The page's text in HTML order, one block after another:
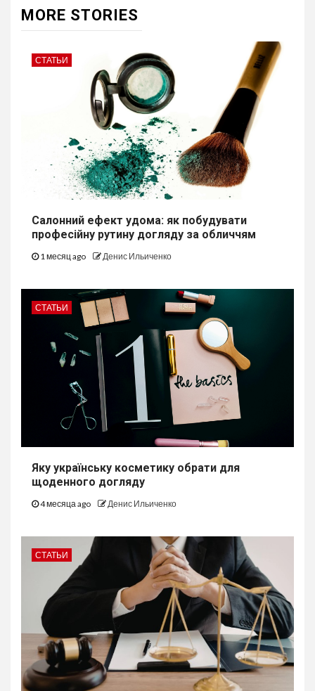
MORE STORIES
СТАТЬИ
Салонний ефект удома: як побудувати
професійну рутину догляду за обличчям
1 месяц ago Денис Ильиченко
СТАТЬИ
Яку українську косметику обрати для
щоденного догляду
4 месяца ago Денис Ильиченко
СТАТЬИ